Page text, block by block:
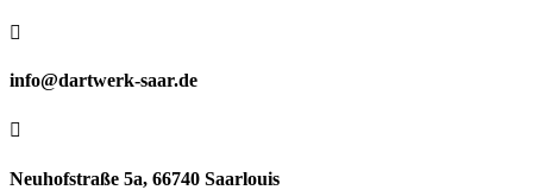

info@dartwerk-saar.de

Neuhofstraße 5a, 66740 Saarlouis